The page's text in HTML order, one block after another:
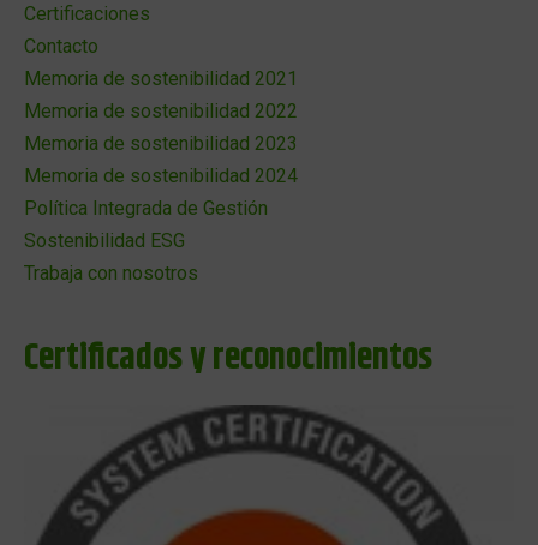
Certificaciones
Contacto
Memoria de sostenibilidad 2021
Memoria de sostenibilidad 2022
Memoria de sostenibilidad 2023
Memoria de sostenibilidad 2024
Política Integrada de Gestión
Sostenibilidad ESG
Trabaja con nosotros
Certificados y reconocimientos